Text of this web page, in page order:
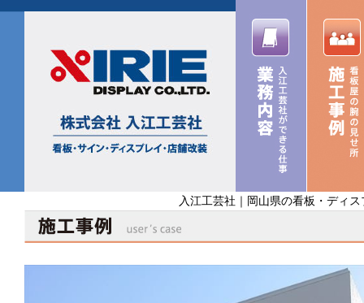
入江工芸社｜岡山県の看板・ディ